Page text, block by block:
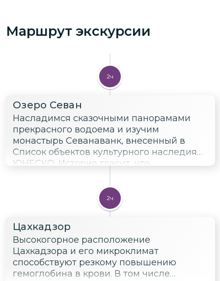
Маршрут экскурсии
2ч
Озеро Севан
Насладимся сказочными панорамами
прекрасного водоема и изучим
монастырь Севанаванк, внесенный в
Список объектов культурного наследия
ЮНЕСКО. История гласит, что
монахами-отшельниками в конце VIII
века при поддержке Григора
Просветителя и принцессы Мариам из
царского рода Багратуни.
2ч
Цахкадзор
Высокогорное расположение
Цахкадзора и его микроклимат
способствуют резкому повышению
гемоглобина в крови. В том числе